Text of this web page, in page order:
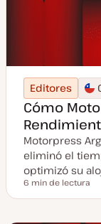
Editores
Cómo
Motorpress
eliminó el
optimizó su
Tiempo de lectura
6 min de lectura